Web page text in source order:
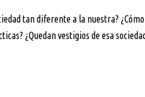
tan diferente a la nuestra?
¿Quedan vestigios de esa